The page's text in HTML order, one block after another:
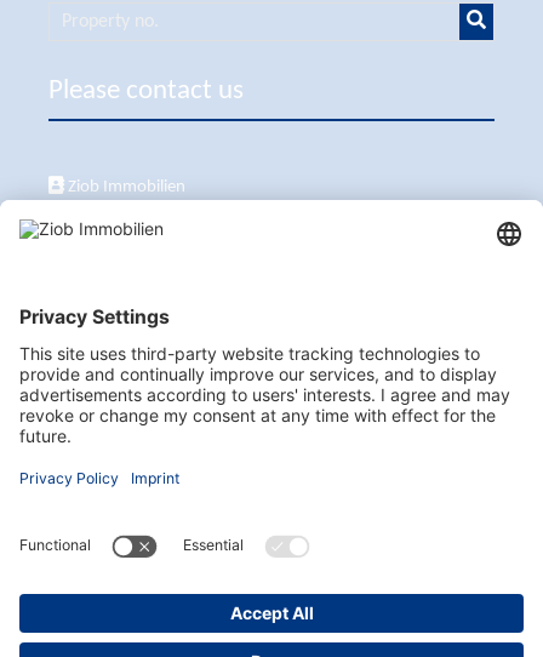
Please contact us
Ziob Immobilien
Calle Peix 2, 07157 Puerto de Andratx
Visit us here as well
Subscribe to our Newsletter